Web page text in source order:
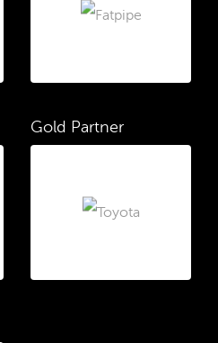
Gold Partner